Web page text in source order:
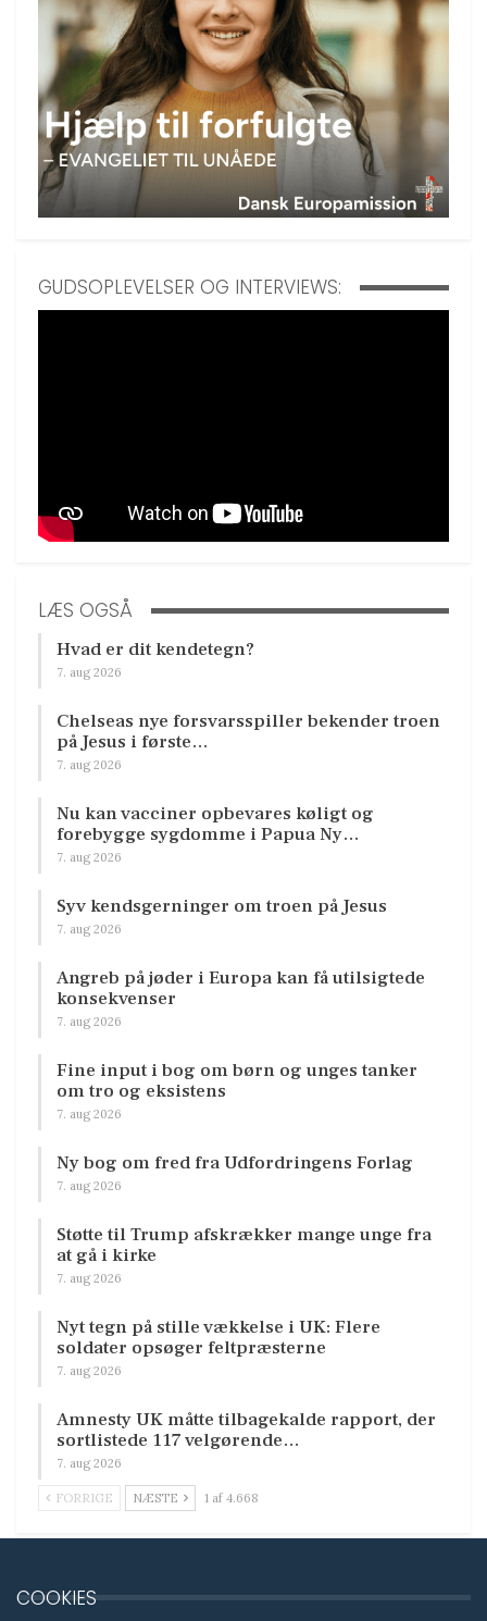
GUDSOPLEVELSER OG INTERVIEWS:
LÆS OGSÅ
Hvad er dit kendetegn?
7. aug 2026
Chelseas nye forsvarsspiller bekender troen
på Jesus i første…
7. aug 2026
Nu kan vacciner opbevares køligt og
forebygge sygdomme i Papua Ny…
7. aug 2026
Syv kendsgerninger om troen på Jesus
7. aug 2026
Angreb på jøder i Europa kan få utilsigtede
konsekvenser
7. aug 2026
Fine input i bog om børn og unges tanker
om tro og eksistens
7. aug 2026
Ny bog om fred fra Udfordringens Forlag
7. aug 2026
Støtte til Trump afskrækker mange unge fra
at gå i kirke
7. aug 2026
Nyt tegn på stille vækkelse i UK: Flere
soldater opsøger feltpræsterne
7. aug 2026
Amnesty UK måtte tilbagekalde rapport, der
sortlistede 117 velgørende…
7. aug 2026
FORRIGE NÆSTE 1 af 4.668
COOKIES